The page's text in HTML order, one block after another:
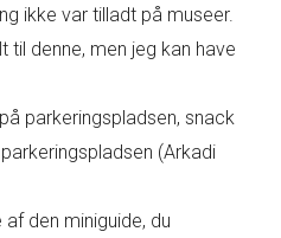
ikke var tilladt på museer.
til denne, men jeg kan have
parkeringspladsen, snack
(Arkadi
den miniguide, du